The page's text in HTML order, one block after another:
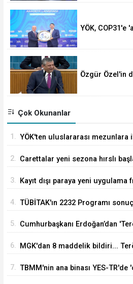
YÖK, COP31'e
Özgür Özel'in
Çok Okunanlar
1. YÖK'ten uluslararası mezunlara
2. Carettalar yeni sezona hırslı
3. Kayıt dışı paraya yeni uygulama
4. TÜBİTAK'ın 2232 Programı
5. Cumhurbaşkanı Erdoğan’dan
6. MGK'dan 8 maddelik bildiri...
7. TBMM'nin ana binası YES-